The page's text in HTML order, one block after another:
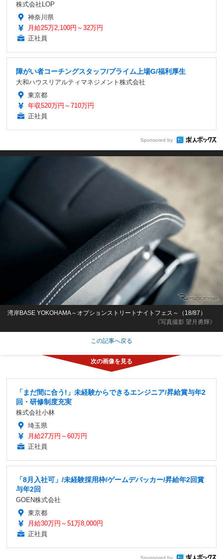
株式会社LOP
神奈川県
月給25万2,100円～32万円
正社員
障がい者コーチングスタッフ/プライム上場G/福利厚生
大和ハウスリアルティマネジメント株式会社
東京都
年収520万円～710万円
正社員
Sponsored by
《写真撮影 望月勇輝》
湾岸BASE YOKOHAMA～オプションストリートナイトフェス～（18/87）
この記事へ戻る
「まだ間に合う!」未経験からできるエンジニア/昇給賞与年2
回・研修制度充実
株式会社小林
埼玉県
月給27万円～60万円
正社員
「8月入社可」/未経験採用枠/ゲームデバッカー/昇給年2回賞
与年2回
GOEN株式会社
東京都
月給30万円～51万8,000円
正社員
Sponsored by